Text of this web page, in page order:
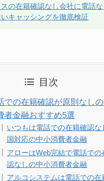
の在籍確認なし会社に電話
キャッシングを徹底検証
目次
での在籍確認が原則なし
者金融おすすめ5選
いつもは電話での在籍確認な
国対応の中小消費者金融
アローはWeb完結で電話での
認なしの中小消費者金融
アルコシステムは電話での在